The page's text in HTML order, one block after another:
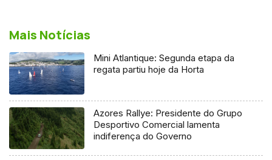
Mais Notícias
Mini Atlantique: Segunda etapa da
regata partiu hoje da Horta
Azores Rallye: Presidente do Grupo
Desportivo Comercial lamenta
indiferença do Governo